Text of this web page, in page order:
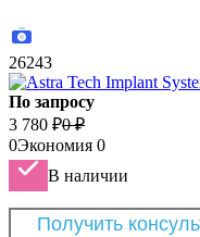
26243
По запросу
3 780 ₽0 ₽
0Экономия 0
В наличии
Получить